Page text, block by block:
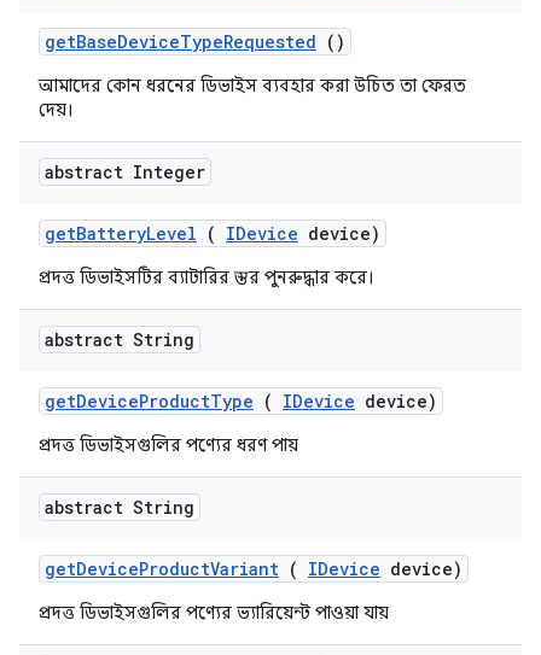
getBaseDeviceTypeRequested ()
আমাদের কোন ধরনের ডিভাইস ব্যবহার করা উচিত তা ফেরত
দেয়।
abstract Integer
getBatteryLevel ( IDevice device)
প্রদত্ত ডিভাইসটির ব্যাটারির স্তর পুনরুদ্ধার করে।
abstract String
getDeviceProductType ( IDevice device)
প্রদত্ত ডিভাইসগুলির পণ্যের ধরণ পায়
abstract String
getDeviceProductVariant ( IDevice device)
প্রদত্ত ডিভাইসগুলির পণ্যের ভ্যারিয়েন্ট পাওয়া যায়